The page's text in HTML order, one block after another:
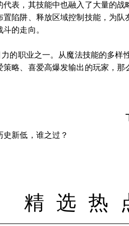
表，其技能中也融入了大量的
陷阱、释放区域控制技能，为
的走向。
的职业之一。从魔法技能的多
略、喜爱高爆发输出的玩家，
新低，谁之过？
精选热